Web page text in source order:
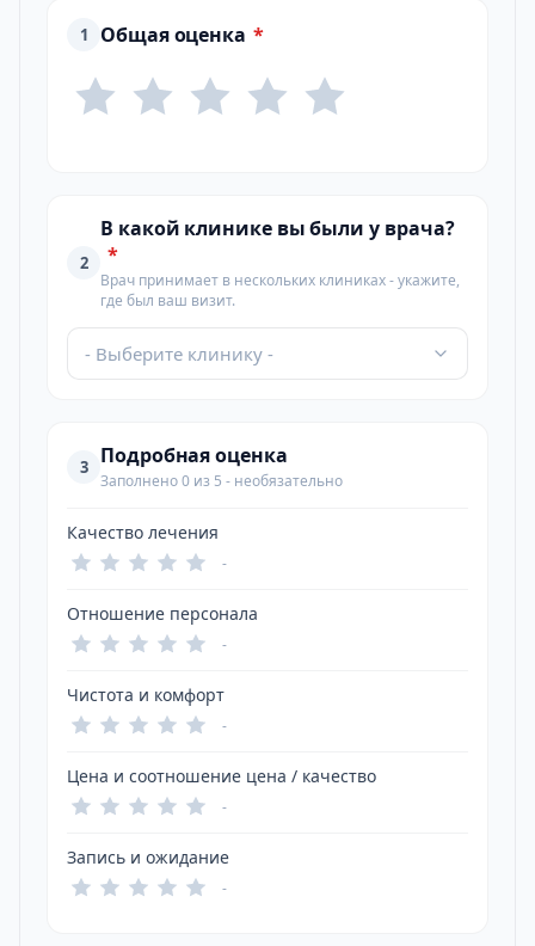
1 Общая оценка *
2
В какой клинике вы были у врача?
*
Врач принимает в нескольких клиниках - укажите,
где был ваш визит.
- Выберите клинику -
3 Подробная оценка
Заполнено 0 из 5 - необязательно
Качество лечения
-
Отношение персонала
-
Чистота и комфорт
-
Цена и соотношение цена / качество
-
Запись и ожидание
-